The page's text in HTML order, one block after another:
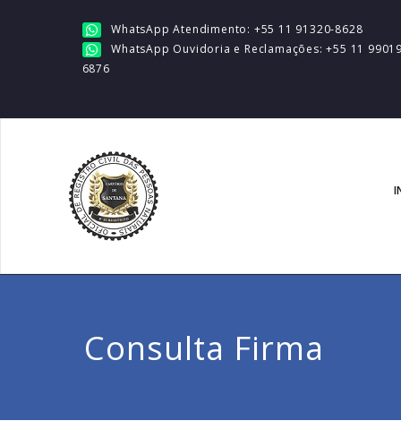
WhatsApp Atendimento: +55 11 91320-8628
WhatsApp Ouvidoria e Reclamações: +55 11
6876
Consulta Firma